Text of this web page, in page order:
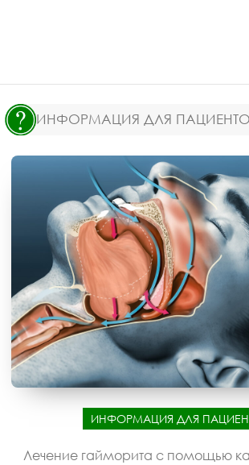
ИНФОРМАЦИЯ ДЛЯ
ИНФОРМАЦИЯ ДЛЯ
Лечение гайморита с помощью